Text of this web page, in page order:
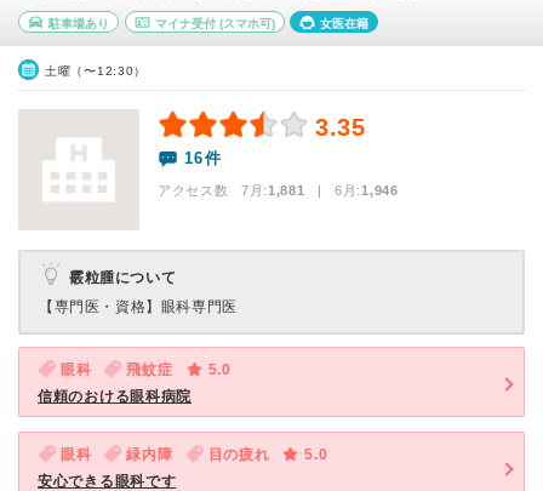
駐車場あり マイナ受付(スマホ可) 女医在籍
土曜（〜12:30）
3.35
16件
アクセス数 7月:1,881 | 6月:1,946
霰粒腫について
【専門医・資格】 眼科専門医
眼科 飛蚊症
5.0
信頼のおける眼科病院
眼科 緑内障 目の疲れ
5.0
安心できる眼科です